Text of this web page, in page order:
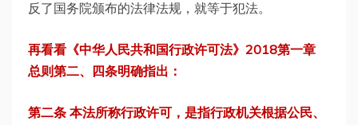
反了国务院颁布的法律法规，就等于犯法。
再看看《中华人民共和国行政许可法》2018第一章
总则第二、四条明确指出：
第二条 本法所称行政许可，是指行政机关根据公民、